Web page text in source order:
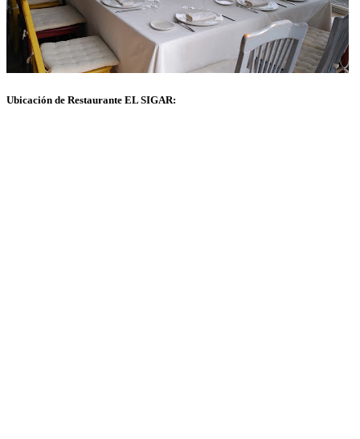
Ubicación de Restaurante EL SIGAR: